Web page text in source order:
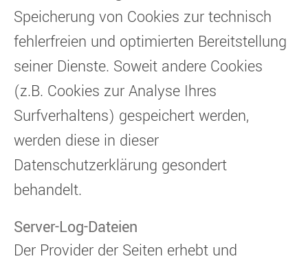
Speicherung von Cookies zur technisch
fehlerfreien und optimierten Bereitstellung
seiner Dienste. Soweit andere Cookies
(z.B. Cookies zur Analyse Ihres
Surfverhaltens) gespeichert werden,
werden diese in dieser
Datenschutzerklärung gesondert
behandelt.
Server-Log-Dateien
Der Provider der Seiten erhebt und